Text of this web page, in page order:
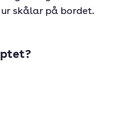
skålar på bordet.